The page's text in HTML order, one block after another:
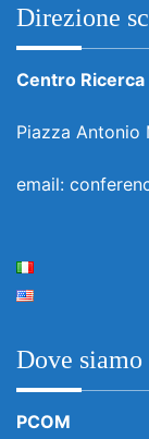
Direzione
Centro Ricerca
Piazza Antonio
email:
Dove siamo
PCOM